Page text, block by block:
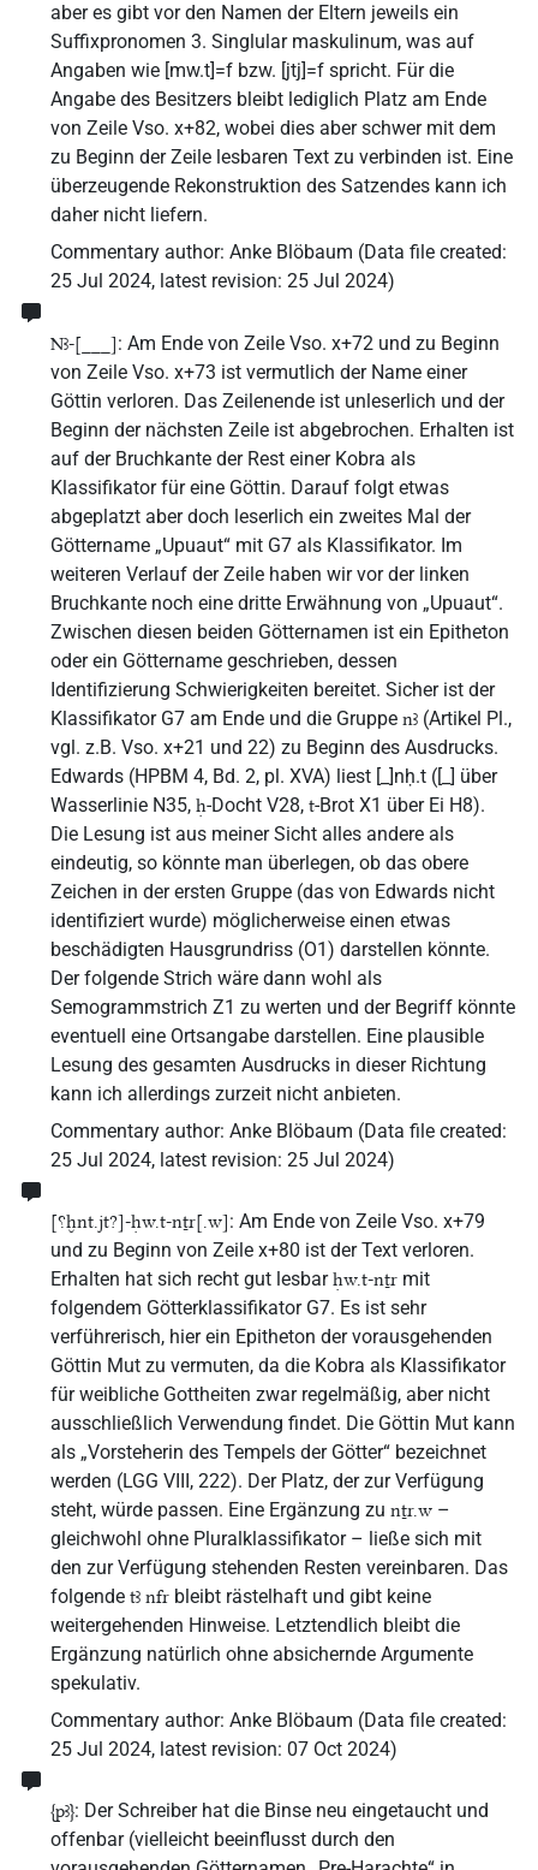
aber es gibt vor den Namen der Eltern jeweils ein
Suffixpronomen 3. Singlular maskulinum, was auf
Angaben wie [mw.t]=f bzw. [jtj]=f spricht. Für die
Angabe des Besitzers bleibt lediglich Platz am Ende
von Zeile Vso. x+82, wobei dies aber schwer mit dem
zu Beginn der Zeile lesbaren Text zu verbinden ist. Eine
überzeugende Rekonstruktion des Satzendes kann ich
daher nicht liefern.
Commentary author: Anke Blöbaum (Data file created:
25 Jul 2024, latest revision: 25 Jul 2024)
Nꜣ-[___]: Am Ende von Zeile Vso. x+72 und zu Beginn
von Zeile Vso. x+73 ist vermutlich der Name einer
Göttin verloren. Das Zeilenende ist unleserlich und der
Beginn der nächsten Zeile ist abgebrochen. Erhalten ist
auf der Bruchkante der Rest einer Kobra als
Klassifikator für eine Göttin. Darauf folgt etwas
abgeplatzt aber doch leserlich ein zweites Mal der
Göttername „Upuaut“ mit G7 als Klassifikator. Im
weiteren Verlauf der Zeile haben wir vor der linken
Bruchkante noch eine dritte Erwähnung von „Upuaut“.
Zwischen diesen beiden Götternamen ist ein Epitheton
oder ein Göttername geschrieben, dessen
Identifizierung Schwierigkeiten bereitet. Sicher ist der
Klassifikator G7 am Ende und die Gruppe nꜣ (Artikel Pl.,
vgl. z.B. Vso. x+21 und 22) zu Beginn des Ausdrucks.
Edwards (HPBM 4, Bd. 2, pl. XVA) liest [_]nḥ.t ([_] über
Wasserlinie N35, ḥ-Docht V28, t-Brot X1 über Ei H8).
Die Lesung ist aus meiner Sicht alles andere als
eindeutig, so könnte man überlegen, ob das obere
Zeichen in der ersten Gruppe (das von Edwards nicht
identifiziert wurde) möglicherweise einen etwas
beschädigten Hausgrundriss (O1) darstellen könnte.
Der folgende Strich wäre dann wohl als
Semogrammstrich Z1 zu werten und der Begriff könnte
eventuell eine Ortsangabe darstellen. Eine plausible
Lesung des gesamten Ausdrucks in dieser Richtung
kann ich allerdings zurzeit nicht anbieten.
Commentary author: Anke Blöbaum (Data file created:
25 Jul 2024, latest revision: 25 Jul 2024)
[⸮ḫnt.jt?]-ḥw.t-nṯr[.w]: Am Ende von Zeile Vso. x+79
und zu Beginn von Zeile x+80 ist der Text verloren.
Erhalten hat sich recht gut lesbarḥw.t-nṯr mit
folgendem Götterklassifikator G7. Es ist sehr
verführerisch, hier ein Epitheton der vorausgehenden
Göttin Mut zu vermuten, da die Kobra als Klassifikator
für weibliche Gottheiten zwar regelmäßig, aber nicht
ausschließlich Verwendung findet. Die Göttin Mut kann
als „Vorsteherin des Tempels der Götter“ bezeichnet
werden (LGG VIII, 222). Der Platz, der zur Verfügung
steht, würde passen. Eine Ergänzung zu nṯr.w –
gleichwohl ohne Pluralklassifikator – ließe sich mit
den zur Verfügung stehenden Resten vereinbaren. Das
folgende tꜣ nfr bleibt rästelhaft und gibt keine
weitergehenden Hinweise. Letztendlich bleibt die
Ergänzung natürlich ohne absichernde Argumente
spekulativ.
Commentary author: Anke Blöbaum (Data file created:
25 Jul 2024, latest revision: 07 Oct 2024)
{pꜣ}: Der Schreiber hat die Binse neu eingetaucht und
offenbar (vielleicht beeinflusst durch den